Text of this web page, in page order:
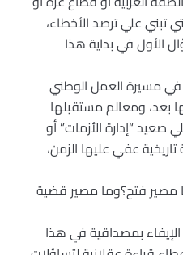
تبني علي ترصد الأخطاء،
الأول في بداية هذا
في مسيرة العمل الوطني
بعد، ومعالم مستقبلها
صعيد “إدارة الأزمات” أو
عفي عليها الزمن،
مصير فتح؟وما مصير قضية
بمصداقية في هذا